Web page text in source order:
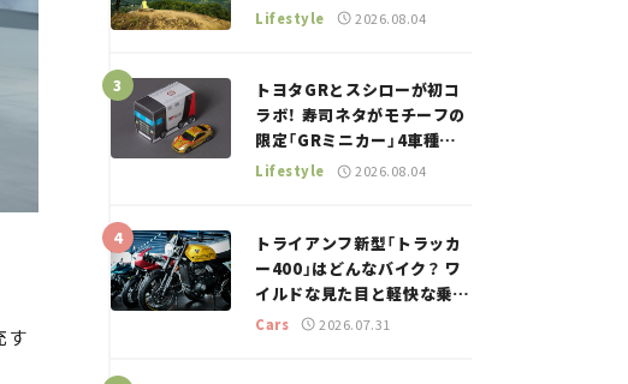
す
Lifestyle 2026.08.04
トヨタGRとスシローが初コ
ラボ！ 寿司ネタがモチーフの
限定「GRミニカー」4車種が
登場。入手方法は？【クルマ
Lifestyle 2026.08.04
トライアンフ新型「トラッカ
ー400」はどんなバイク？ ワ
イルドな見た目と軽快な乗り
味を両立した400ccフラット
Cars 2026.07.31